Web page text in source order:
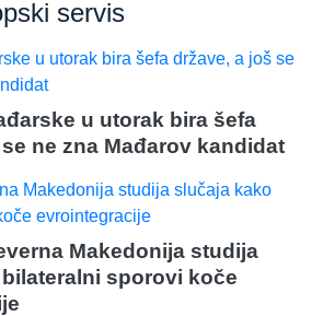
servis
u utorak bira šefa
ne zna Mađarov kandidat
Makedonija studija
sporovi koče